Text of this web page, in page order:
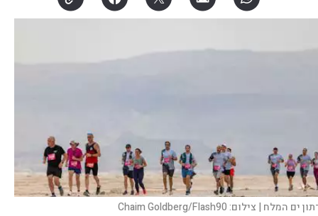
ים המלח | צילום:Chaim Goldberg/Flash90